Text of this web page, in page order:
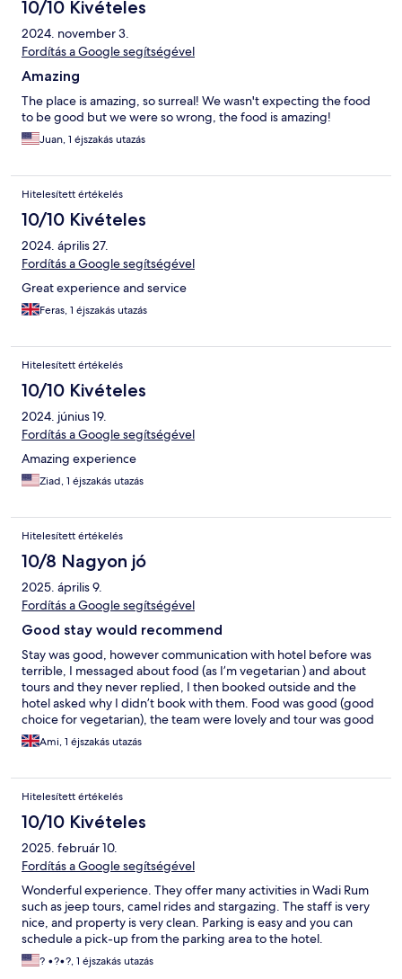
10/10 Kivételes
2024. november 3.
Fordítás a Google segítségével
Amazing
The place is amazing, so surreal! We wasn't expecting the food
to be good but we were so wrong, the food is amazing!
Juan, 1 éjszakás utazás
Hitelesített értékelés
10/10 Kivételes
2024. április 27.
Fordítás a Google segítségével
Great experience and service
Feras, 1 éjszakás utazás
Hitelesített értékelés
10/10 Kivételes
2024. június 19.
Fordítás a Google segítségével
Amazing experience
Ziad, 1 éjszakás utazás
Hitelesített értékelés
10/8 Nagyon jó
2025. április 9.
Fordítás a Google segítségével
Good stay would recommend
Stay was good, however communication with hotel before was
terrible, I messaged about food (as I’m vegetarian ) and about
tours and they never replied, I then booked outside and the
hotel asked why I didn’t book with them. Food was good (good
choice for vegetarian), the team were lovely and tour was good
through hotel.
Ami, 1 éjszakás utazás
Hitelesített értékelés
10/10 Kivételes
2025. február 10.
Fordítás a Google segítségével
Wonderful experience. They offer many activities in Wadi Rum
such as jeep tours, camel rides and stargazing. The staff is very
nice, and property is very clean. Parking is easy and you can
schedule a pick-up from the parking area to the hotel.
? •?•?, 1 éjszakás utazás